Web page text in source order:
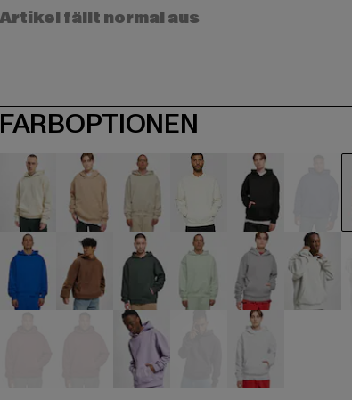
Artikel fällt normal aus
FARBOPTIONEN
beige beige beige beige schwarzblau
braun grün grau